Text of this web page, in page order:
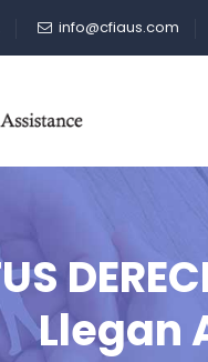
info@cfiaus.com
Llegan